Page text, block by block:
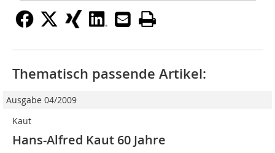
Thematisch passende Artikel:
Ausgabe 04/2009
Kaut
Hans-Alfred Kaut 60 Jahre